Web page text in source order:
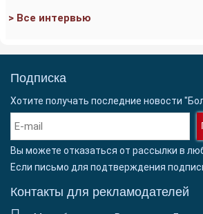
> Все интервью
Подписка
Хотите получать последние новости
Вы можете отказаться от рассылки в
Если письмо для подтверждения
Контакты для рекламодателей